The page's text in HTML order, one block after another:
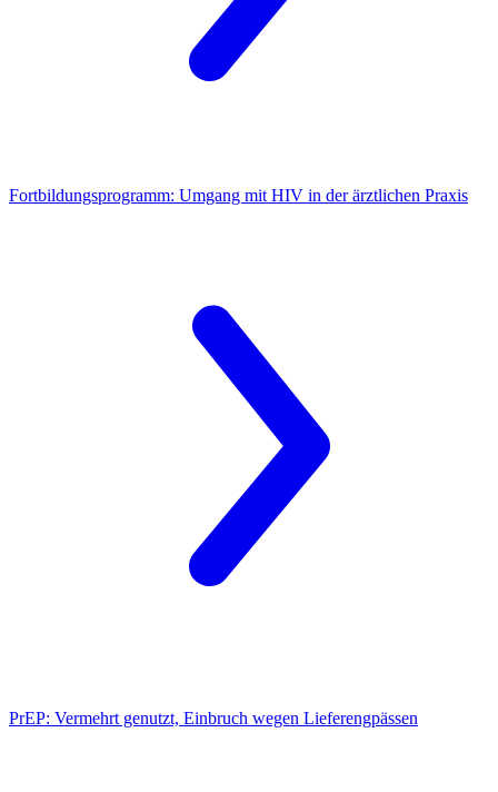
Fortbildungsprogramm: Umgang mit HIV in der ärztlichen Praxis
PrEP: Vermehrt genutzt, Einbruch wegen Lieferengpässen